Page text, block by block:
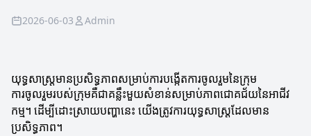
2026-06-03 Admin
យុទ្ធសាស្រ្តមានប្រសិទ្ធភាពសម្រាប់ការបង្កើតការចូលរួមនៃក្រុម
ការចូលរួមរបស់ក្រុមគឺជាគន្លឹះមួយសំខាន់សម្រាប់ភាពជោគជ័យនៃអាជីវ
កម្ម។ ដើម្បីដោះស្រាយបញ្ហានេះ យើងត្រូវការយុទ្ធសាស្រ្តដែលមាន
ប្រសិទ្ធភាព។